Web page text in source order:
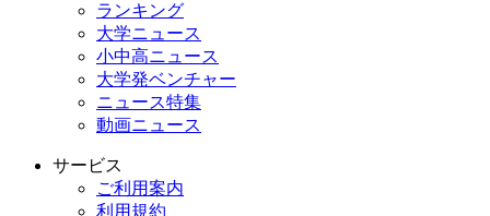
ランキング
大学ニュース
小中高ニュース
大学発ベンチャー
ニュース特集
動画ニュース
サービス
ご利用案内
利用規約